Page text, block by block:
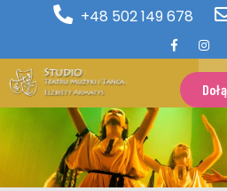
+48 502 149 678